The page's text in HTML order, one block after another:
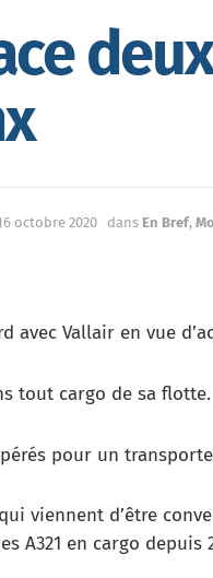
octobre 2020 dans En Bref,
avec Vallair en vue
tout cargo de sa flotte.
pour un
viennent d’être
A321 en cargo